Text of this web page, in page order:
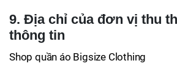
9. Địa chỉ của đơn vị thu
thông tin
Shop quần áo Bigsize Clothing